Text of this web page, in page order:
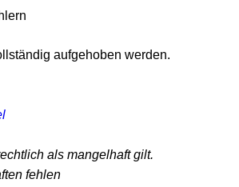
aufgehoben werden.
als mangelhaft gilt.
fehlen